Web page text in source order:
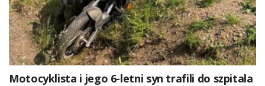
Motocyklista i jego 6-letni syn trafili do szpitala